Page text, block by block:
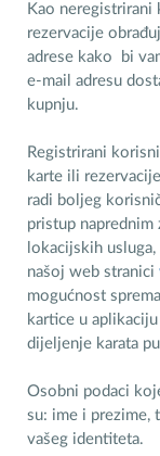
Kao
rezervacije
adrese kako bi
e-mail adresu
kupnju.
Registrirani
karte ili
radi boljeg
pristup naprednim
lokacijskih
našoj web stranici
mogućnost
kartice u
dijeljenje karata
Osobni podaci
su: ime i prezime,
vašeg identiteta.